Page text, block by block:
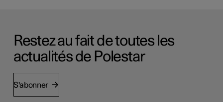
Restez au fait de toutes les
actualités de Polestar
S'abonner